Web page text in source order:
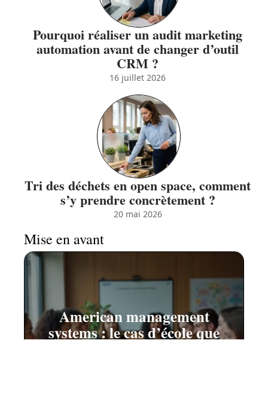
Pourquoi réaliser un audit marketing
automation avant de changer d’outil
CRM ?
16 juillet 2026
Tri des déchets en open space, comment
s’y prendre concrètement ?
20 mai 2026
Mise en avant
American management
systems : le cas d’école que